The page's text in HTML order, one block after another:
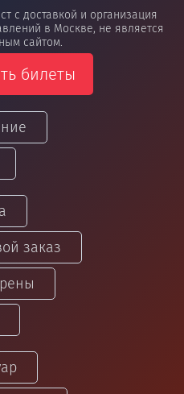
с доставкой и организация
в Москве, не является
сайтом.
билеты
заказ